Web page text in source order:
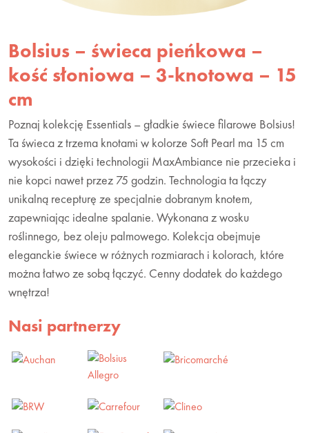
Bolsius – świeca pieńkowa –
kość słoniowa – 3-knotowa – 15
cm
Poznaj kolekcję Essentials – gładkie świece filarowe Bolsius!
Ta świeca z trzema knotami w kolorze Soft Pearl ma 15 cm
wysokości i dzięki technologii MaxAmbiance nie przecieka i
nie kopci nawet przez 75 godzin. Technologia ta łączy
unikalną recepturę ze specjalnie dobranym knotem,
zapewniając idealne spalanie. Wykonana z wosku
roślinnego, bez oleju palmowego. Kolekcja obejmuje
eleganckie świece w różnych rozmiarach i kolorach, które
można łatwo ze sobą łączyć. Cenny dodatek do każdego
wnętrza!
Nasi partnerzy